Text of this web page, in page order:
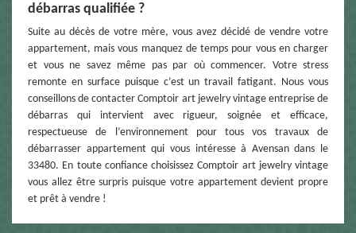
débarras qualifiée ?
Suite au décès de votre mère, vous avez décidé de vendre votre
appartement, mais vous manquez de temps pour vous en charger
et vous ne savez même pas par où commencer. Votre stress
remonte en surface puisque c’est un travail fatigant. Nous vous
conseillons de contacter Comptoir art jewelry vintage entreprise de
débarras qui intervient avec rigueur, soignée et efficace,
respectueuse de l’environnement pour tous vos travaux de
débarrasser appartement qui vous intéresse à Avensan dans le
33480. En toute confiance choisissez Comptoir art jewelry vintage
vous allez être surpris puisque votre appartement devient propre
et prêt à vendre !